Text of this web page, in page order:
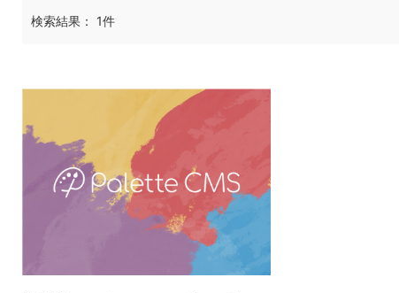
検索結果： 1件